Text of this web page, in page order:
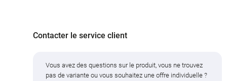
Contacter le service client
Vous avez des questions sur le produit, vous ne trouvez
pas de variante ou vous souhaitez une offre individuelle ?